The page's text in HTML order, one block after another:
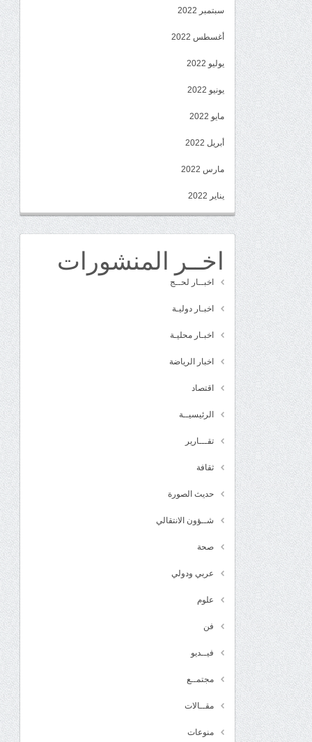
سبتمبر 2022
أغسطس 2022
يوليو 2022
يونيو 2022
مايو 2022
أبريل 2022
مارس 2022
يناير 2022
اخــر المنشورات
اخبــار لحــج
اخبـار دوليـة
اخبـار محليـة
اخبار الرياضة
اقتصاد
الرئيسيــة
تقـــارير
ثقافة
حديث الصورة
شــؤون الانتقالي
صحة
عربي ودولي
علوم
فن
فيــديو
مجتمــع
مقــالات
منوعات